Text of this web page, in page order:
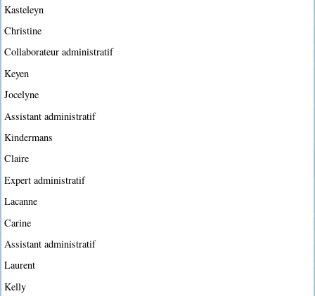
Kasteleyn
Christine
Collaborateur administratif
Keyen
Jocelyne
Assistant administratif
Kindermans
Claire
Expert administratif
Lacanne
Carine
Assistant administratif
Laurent
Kelly